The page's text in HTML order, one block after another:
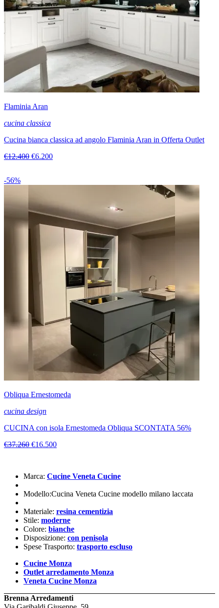
Flaminia Aran
cucina classica
Cucina bianca classica ad angolo Flaminia Aran in Offerta Outlet
€12.400 €6.200
-56%
Obliqua Ernestomeda
cucina design
CUCINA con isola Ernestomeda Obliqua SCONTATA 56%
€37.260 €16.500
Marca: Cucine Veneta Cucine
Modello:Cucina Veneta Cucine modello milano laccata
Materiale: resina cementizia
Stile: moderne
Colore: bianche
Disposizione: con penisola
Spese Trasporto: trasporto escluso
Cucine Monza
Outlet arredamento Monza
Veneta Cucine Monza
Brenna Arredamenti